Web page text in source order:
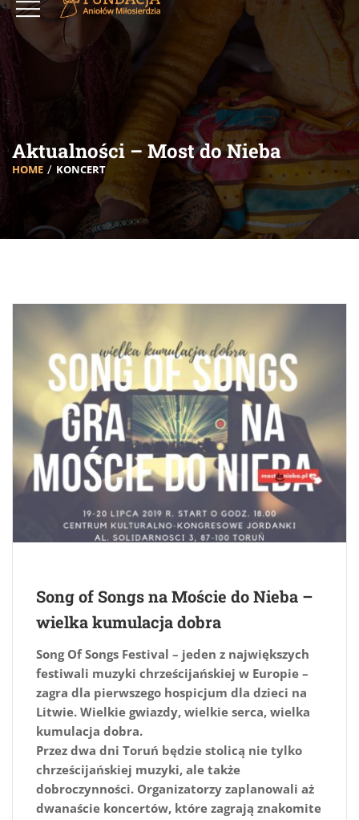
Aktualności – Most do Nieba
HOME KONCERT
Song of Songs na Moście do Nieba –
wielka kumulacja dobra
Song Of Songs Festival – jeden z największych
festiwali muzyki chrześcijańskiej w Europie –
zagra dla pierwszego hospicjum dla dzieci na
Litwie. Wielkie gwiazdy, wielkie serca, wielka
kumulacja dobra.
Przez dwa dni Toruń będzie stolicą nie tylko
chrześcijańskiej muzyki, ale także
dobroczynności. Organizatorzy zaplanowali aż
dwanaście koncertów, które zagrają znakomite